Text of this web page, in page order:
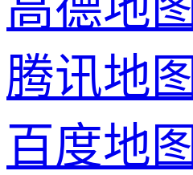
腾讯地图
百度地图